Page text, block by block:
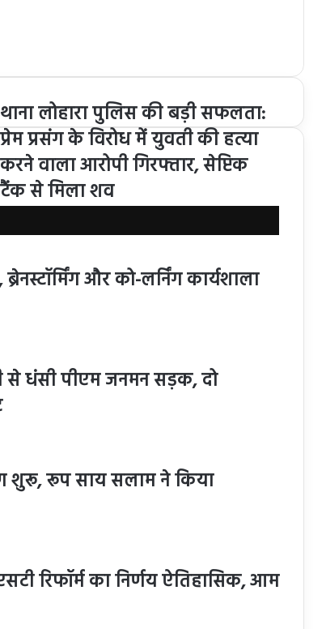
थाना लोहारा पुलिस की बड़ी सफलता:
प्रेम प्रसंग के विरोध में युवती की हत्या
करने वाला आरोपी गिरफ्तार, सेप्टिक
टैंक से मिला शव
और को-लर्निंग कार्यशाला
से धंसी पीएम जनमन सड़क, दो
शुरू, रूप साय सलाम ने किया
रिफॉर्म का निर्णय ऐतिहासिक, आम